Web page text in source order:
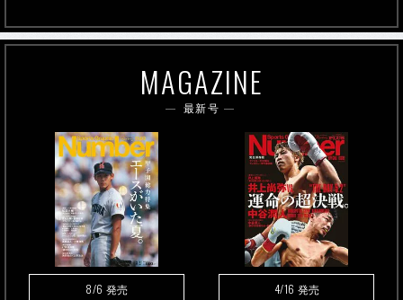
MAGAZINE
最新号
8/6 発売 4/16 発売